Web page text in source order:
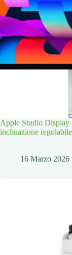
Apple Studio Display
inclinazione regolabile
16 Marzo 2026